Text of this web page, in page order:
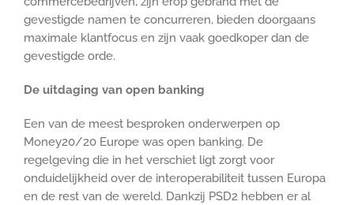
gevestigde namen te concurreren, bieden doorgaans
maximale klantfocus en zijn vaak goedkoper dan de
gevestigde orde.
De uitdaging van open banking
Een van de meest besproken onderwerpen op
Money20/20 Europe was open banking. De
regelgeving die in het verschiet ligt zorgt voor
onduidelijkheid over de interoperabiliteit tussen Europa
en de rest van de wereld. Dankzij PSD2 hebben er al